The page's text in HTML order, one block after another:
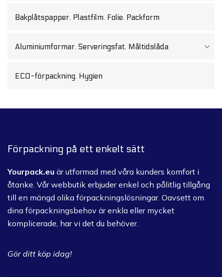
Bakplåtspapper. Plastfilm. Folie. Packform
Aluminiumformar. Serveringsfat. Måltidslåda
ECO-förpackning. Hygien
Förpackning på ett enkelt sätt
Yourpack.eu är utformad med våra kunders komfort i
åtanke. Vår webbutik erbjuder enkel och pålitlig tillgång
till en mängd olika förpackningslösningar. Oavsett om
dina förpackningsbehov är enkla eller mycket
komplicerade, har vi det du behöver.
Gör ditt köp idag!